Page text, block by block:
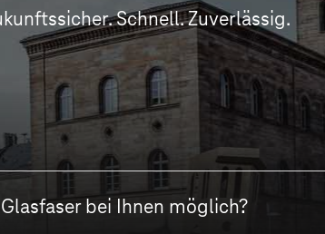
Schnell. Zuverlässig.
bei Ihnen möglich?